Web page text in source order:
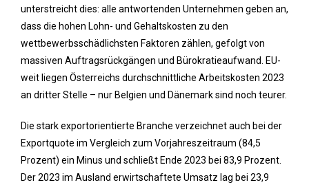
unterstreicht dies: alle antwortenden Unternehmen geben an,
dass die hohen Lohn- und Gehaltskosten zu den
wettbewerbsschädlichsten Faktoren zählen, gefolgt von
massiven Auftragsrückgängen und Bürokratieaufwand. EU-
weit liegen Österreichs durchschnittliche Arbeitskosten 2023
an dritter Stelle – nur Belgien und Dänemark sind noch teurer.
Die stark exportorientierte Branche verzeichnet auch bei der
Exportquote im Vergleich zum Vorjahreszeitraum (84,5
Prozent) ein Minus und schließt Ende 2023 bei 83,9 Prozent.
Der 2023 im Ausland erwirtschaftete Umsatz lag bei 23,9